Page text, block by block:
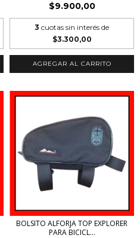
$9.900,00
3 cuotas sin interés de
$3.300,00
AGREGAR AL CARRITO
BOLSITO ALFORJA TOP EXPLORER
PARA BICICL...